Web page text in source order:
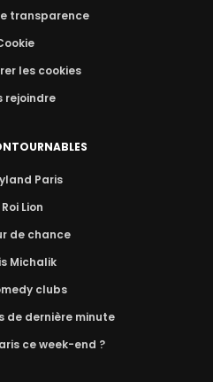
transparence
les cookies
rejoindre
Paris
Roi Lion
de chance
Michalik
clubs
de dernière minute
ce week-end ?